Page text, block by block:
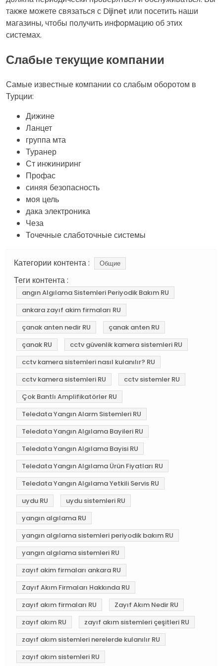
также можете связаться с Dijinet или посетить наши
магазины, чтобы получить информацию об этих
системах.
Слабые текущие компании
Самые известные компании со слабым оборотом в
Турции:
Дижине
Ланцет
группа мта
Туранер
Ст инжиниринг
Профас
синяя безопасность
моя цель
дака электроника
Чеза
Точечные слаботочные системы
Категории контента : Общие
Теги контента :
angın Algılama Sistemleri Periyodik Bakım RU
ankara zayıf akim firmaları RU
çanak anten nedir RU
çanak anten RU
çanak RU
cctv güvenlik kamera sistemleri RU
cctv kamera sistemleri nasıl kulanılır? RU
cctv kamera sistemleri RU
cctv sistemler RU
Çok Bantlı Amplifikatörler RU
Teledata Yangın Alarm Sistemleri RU
Teledata Yangın Algılama Bayileri RU
Teledata Yangın Algılama Bayisi RU
Teledata Yangın Algılama Ürün Fiyatları RU
Teledata Yangın Algılama Yetkili Servis RU
uydu RU
uydu sistemleri RU
yangın algılama RU
yangın algılama sistemleri periyodik bakım RU
yangın algılama sistemleri RU
zayıf akim firmaları ankara RU
Zayıf Akım Firmaları Hakkında RU
zayıf akım firmaları RU
Zayıf Akım Nedir RU
zayıf akım RU
zayıf akım sistemleri çeşitleri RU
zayıf akım sistemleri nerelerde kulanılır RU
zayıf akım sistemleri RU